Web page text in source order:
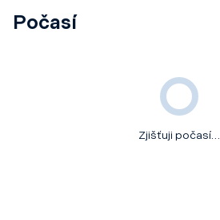
Počasí
Zjišťuji počasí…